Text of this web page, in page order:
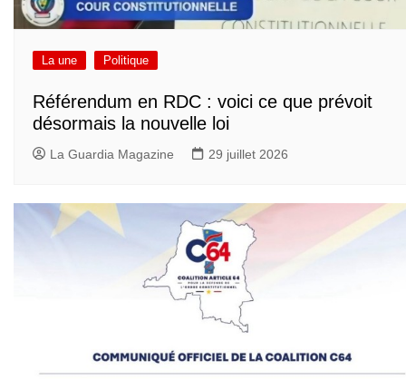
La une Politique
Référendum en RDC : voici ce que prévoit
désormais la nouvelle loi
La Guardia Magazine 29 juillet 2026